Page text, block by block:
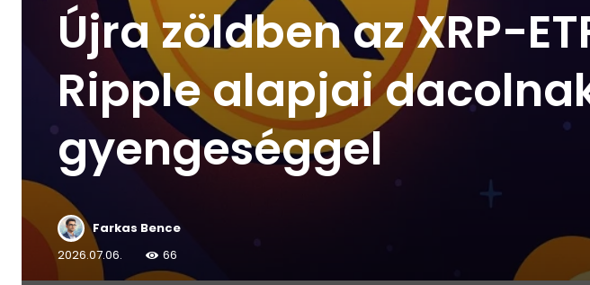
Újra zöldben az XRP-
Ripple alapjai
gyengeséggel
Farkas Bence
2026.07.06.
66